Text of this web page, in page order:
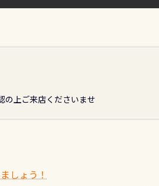
の上ご来店くださいませ
しょう！